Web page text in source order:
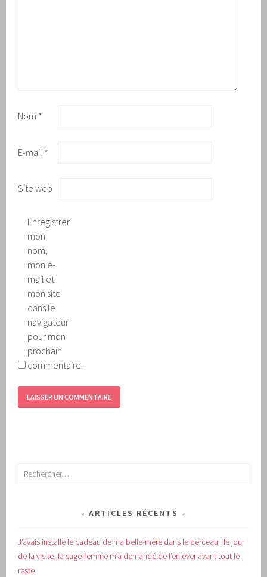
Nom *
E-mail *
Site web
Enregistrer
mon
nom,
mon e-
mail et
mon site
dans le
navigateur
pour mon
prochain
commentaire.
Rechercher :
ARTICLES RÉCENTS
J’avais installé le cadeau de ma belle-mère dans le berceau : le jour
de la visite, la sage-femme m’a demandé de l’enlever avant tout le
reste